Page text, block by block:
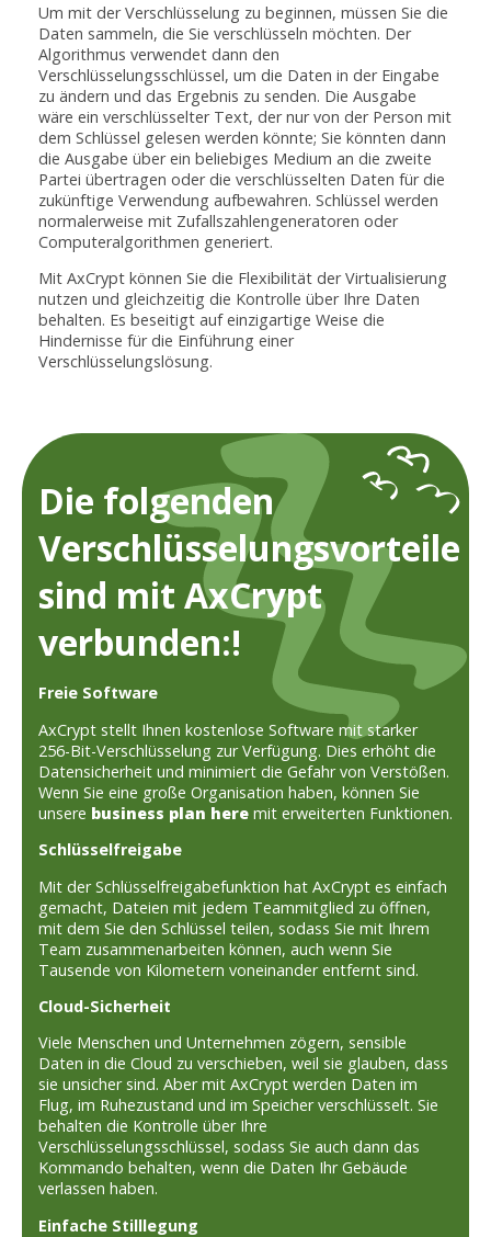
Um mit der Verschlüsselung zu beginnen, müssen Sie die
Daten sammeln, die Sie verschlüsseln möchten. Der
Algorithmus verwendet dann den
Verschlüsselungsschlüssel, um die Daten in der Eingabe
zu ändern und das Ergebnis zu senden. Die Ausgabe
wäre ein verschlüsselter Text, der nur von der Person mit
dem Schlüssel gelesen werden könnte; Sie könnten dann
die Ausgabe über ein beliebiges Medium an die zweite
Partei übertragen oder die verschlüsselten Daten für die
zukünftige Verwendung aufbewahren. Schlüssel werden
normalerweise mit Zufallszahlengeneratoren oder
Computeralgorithmen generiert.
Mit AxCrypt können Sie die Flexibilität der Virtualisierung
nutzen und gleichzeitig die Kontrolle über Ihre Daten
behalten. Es beseitigt auf einzigartige Weise die
Hindernisse für die Einführung einer
Verschlüsselungslösung.
Die folgenden
Verschlüsselungsvorteile
sind mit AxCrypt
verbunden:!
Freie Software
AxCrypt stellt Ihnen kostenlose Software mit starker
256-Bit-Verschlüsselung zur Verfügung. Dies erhöht die
Datensicherheit und minimiert die Gefahr von Verstößen.
Wenn Sie eine große Organisation haben, können Sie
unsere business plan here mit erweiterten Funktionen.
Schlüsselfreigabe
Mit der Schlüsselfreigabefunktion hat AxCrypt es einfach
gemacht, Dateien mit jedem Teammitglied zu öffnen,
mit dem Sie den Schlüssel teilen, sodass Sie mit Ihrem
Team zusammenarbeiten können, auch wenn Sie
Tausende von Kilometern voneinander entfernt sind.
Cloud-Sicherheit
Viele Menschen und Unternehmen zögern, sensible
Daten in die Cloud zu verschieben, weil sie glauben, dass
sie unsicher sind. Aber mit AxCrypt werden Daten im
Flug, im Ruhezustand und im Speicher verschlüsselt. Sie
behalten die Kontrolle über Ihre
Verschlüsselungsschlüssel, sodass Sie auch dann das
Kommando behalten, wenn die Daten Ihr Gebäude
verlassen haben.
Einfache Stilllegung